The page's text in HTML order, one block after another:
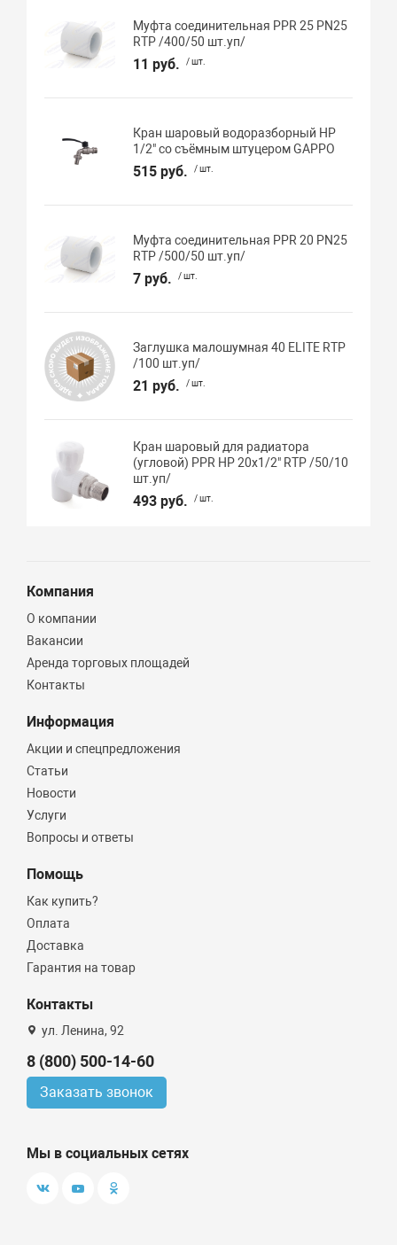
Муфта соединительная PPR 25 PN25
RTP /400/50 шт.уп/
11 руб. / шт.
Кран шаровый водоразборный НР
1/2" со съёмным штуцером GAPPO
515 руб. / шт.
Муфта соединительная PPR 20 PN25
RTP /500/50 шт.уп/
7 руб. / шт.
Заглушка малошумная 40 ELITE RTP
/100 шт.уп/
21 руб. / шт.
Кран шаровый для радиатора
(угловой) PPR НР 20х1/2" RTP /50/10
шт.уп/
493 руб. / шт.
Компания
О компании
Вакансии
Аренда торговых площадей
Контакты
Информация
Акции и спецпредложения
Статьи
Новости
Услуги
Вопросы и ответы
Помощь
Как купить?
Оплата
Доставка
Гарантия на товар
Контакты
ул. Ленина, 92
8 (800) 500-14-60
Заказать звонок
Мы в социальных сетях